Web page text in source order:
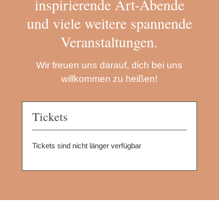
inspirierende Art-Abende
und viele weitere spannende
Veranstaltungen.
Wir freuen uns darauf, dich bei uns
willkommen zu heißen!
Tickets
Tickets sind nicht länger verfügbar